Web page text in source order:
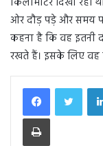
ओर दौड़ पड़े और समय
कहना है कि वह इतनी
रखते हैं। इसके लिए वह
Print